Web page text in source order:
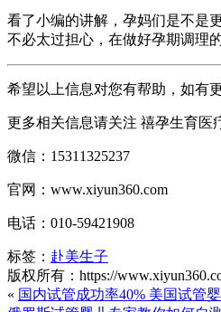
看了小编的讲解，孕妈们是不是
不必太过担心，在做好孕期调理
希望以上信息对您有帮助，如有
更多相关信息请关注 禧孕生育医
微信：15311325237
官网：www.xiyun360.com
电话：010-59421908
标签： 赴美生子
版权所有：https://
« 国内试管成功率40% 美国试管